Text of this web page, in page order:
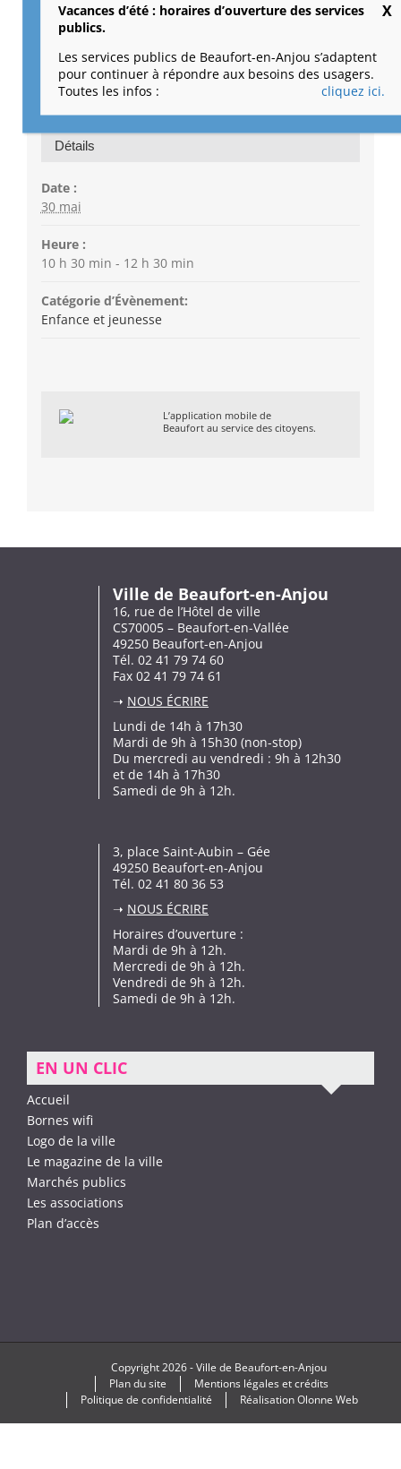
Détails
Date :
30 mai
Heure :
10 h 30 min - 12 h 30 min
Catégorie d’Évènement:
Enfance et jeunesse
L’application mobile de
Beaufort au service des citoyens.
Ville de Beaufort-en-Anjou
16, rue de l’Hôtel de ville
CS70005 – Beaufort-en-Vallée
49250 Beaufort-en-Anjou
Tél. 02 41 79 74 60
Fax 02 41 79 74 61
➝ NOUS ÉCRIRE
Lundi de 14h à 17h30
Mardi de 9h à 15h30 (non-stop)
Du mercredi au vendredi : 9h à 12h30
et de 14h à 17h30
Samedi de 9h à 12h.
3, place Saint-Aubin – Gée
49250 Beaufort-en-Anjou
Tél. 02 41 80 36 53
➝ NOUS ÉCRIRE
Horaires d’ouverture :
Mardi de 9h à 12h.
Mercredi de 9h à 12h.
Vendredi de 9h à 12h.
Samedi de 9h à 12h.
EN UN CLIC
Accueil
Bornes wifi
Logo de la ville
Le magazine de la ville
Marchés publics
Les associations
Plan d’accès
Copyright2026 -Ville de Beaufort-en-Anjou
Plan du site
Mentions légales et crédits
Politique de confidentialité
RéalisationOlonne Web
Vacances d’été : horaires d’ouverture des services
publics.
Les services publics de Beaufort-en-Anjou s’adaptent
pour continuer à répondre aux besoins des usagers.
Toutes les infos :
cliquez ici.